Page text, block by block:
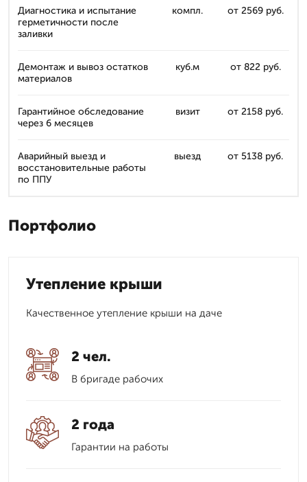
Диагностика и испытание
герметичности после
заливки
компл. от 2569 руб.
Демонтаж и вывоз остатков
материалов
куб.м от 822 руб.
Гарантийное обследование
через 6 месяцев
визит от 2158 руб.
Аварийный выезд и
восстановительные работы
по ППУ
выезд от 5138 руб.
Портфолио
Утепление крыши
Качественное утепление крыши на даче
2 чел.
В бригаде рабочих
2 года
Гарантии на работы